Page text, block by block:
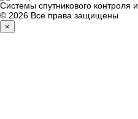
Системы спутникового контроля и
© 2026 Все права защищены
×